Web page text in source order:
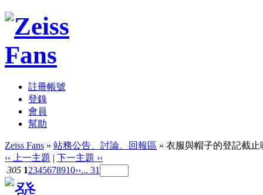
註冊帳號
登錄
會員
幫助
Zeiss Fans » 站務公告、討論、回報區 » 衣服與帽子的登記截
‹‹ 上一主題 | 下一主題 ››
305 12345678910››... 31